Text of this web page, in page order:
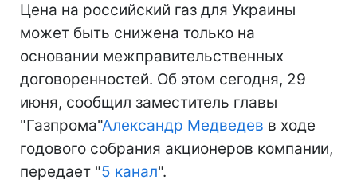
Цена на российский газ для Украины
может быть снижена только на
основании межправительственных
договоренностей. Об этом сегодня, 29
июня, сообщил заместитель главы
"Газпрома"Александр Медведев в ходе
годового собрания акционеров компании,
передает "5 канал".